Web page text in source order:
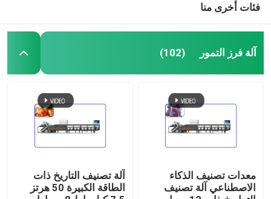
فئات أخرى منا
آلة فرز التمور (102)
معدات تصنيف الذكاء
الاصطناعي آلة تصنيف
آلة تصنيف التاريخ ذات
الطاقة الكبيرة 50 هرتز